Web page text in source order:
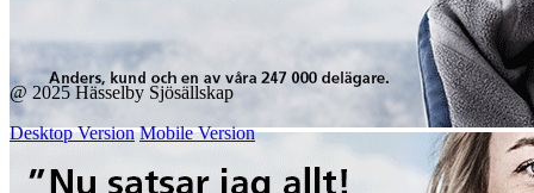
@ 2025 Hässelby Sjösällskap
Desktop Version Mobile Version